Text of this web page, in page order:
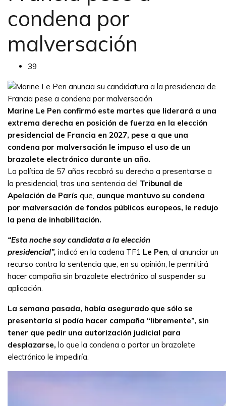
condena por
malversación
39
Marine Le Pen confirmó este martes que liderará a una
extrema derecha en posición de fuerza en la elección
presidencial de Francia en 2027, pese a que una
condena por malversación le impuso el uso de un
brazalete electrónico durante un año.
La política de 57 años recobró su derecho a presentarse a
la presidencial, tras una sentencia del Tribunal de
Apelación de París que, aunque mantuvo su condena
por malversación de fondos públicos europeos, le redujo
la pena de inhabilitación.
“Esta noche soy candidata a la elección
presidencial”, indicó en la cadena TF1 Le Pen, al anunciar un
recurso contra la sentencia que, en su opinión, le permitirá
hacer campaña sin brazalete electrónico al suspender su
aplicación.
La semana pasada, había asegurado que sólo se
presentaría si podía hacer campaña “libremente”, sin
tener que pedir una autorización judicial para
desplazarse, lo que la condena a portar un brazalete
electrónico le impediría.